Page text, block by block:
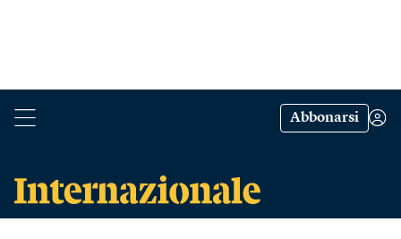
Abbonarsi